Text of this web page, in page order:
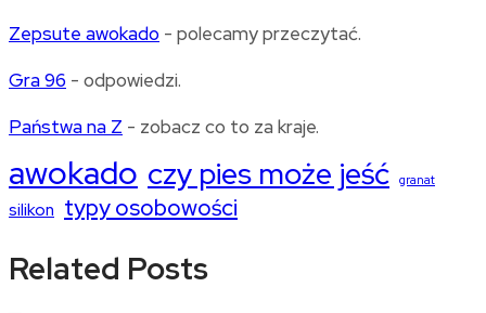
Zepsute awokado - polecamy przeczytać.
Gra 96 - odpowiedzi.
Państwa na Z - zobacz co to za kraje.
awokado czy pies może jeść granat
silikon typy osobowości
Related Posts